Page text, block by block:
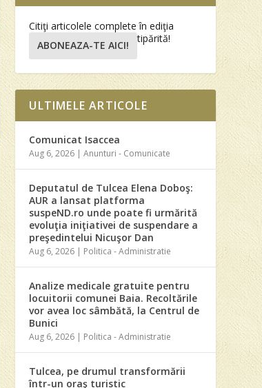
Citiţi articolele complete în ediţia
tipărită!
ABONEAZA-TE AICI!
ULTIMELE ARTICOLE
Comunicat Isaccea
Aug 6, 2026 |Anunturi - Comunicate
Deputatul de Tulcea Elena Doboş:
AUR a lansat platforma
suspeND.ro unde poate fi urmărită
evoluţia iniţiativei de suspendare a
preşedintelui Nicuşor Dan
Aug 6, 2026 | Politica - Administratie
Analize medicale gratuite pentru
locuitorii comunei Baia. Recoltările
vor avea loc sâmbătă, la Centrul de
Bunici
Aug 6, 2026 | Politica - Administratie
Tulcea, pe drumul transformării
într-un oraş turistic